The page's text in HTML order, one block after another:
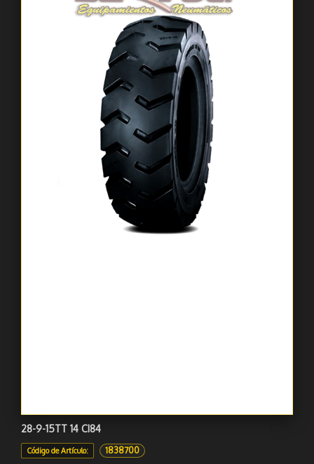
28-9-15TT 14 CI84
Código de Artículo: 1838700